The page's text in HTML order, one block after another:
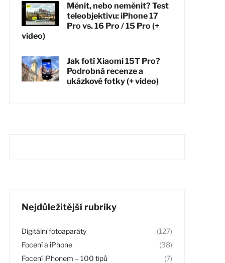
Měnit, nebo neměnit? Test
teleobjektivu: iPhone 17
Pro vs. 16 Pro / 15 Pro (+
video)
Jak fotí Xiaomi 15T Pro?
Podrobná recenze a
ukázkové fotky (+ video)
Nejdůležitější rubriky
Digitální fotoaparáty
(127)
Focení a iPhone
(38)
Focení iPhonem – 100 tipů
(7)